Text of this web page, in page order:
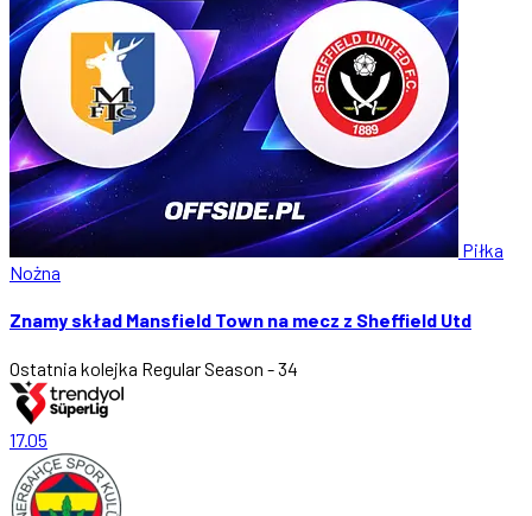
Piłka
Nożna
Znamy skład Mansfield Town na mecz z Sheffield Utd
Ostatnia kolejka Regular Season - 34
17.05